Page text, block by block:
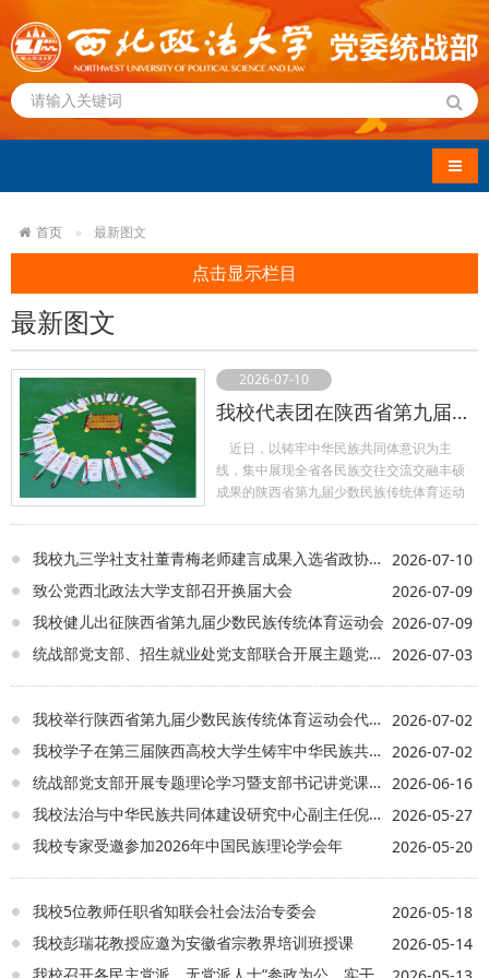
导航
首页 最新图文
点击显示栏目
最新图文
2026-07-10
我校代表团在陕西省第九届少数民族传统体育运动会上斩获佳绩
近日，以铸牢中华民族共同体意识为主
线，集中展现全省各民族交往交流交融丰硕
成果的陕西省第九届少数民族传统体育运动
育盛会，本次赛事既是传承发展少数民族传
统体育文化的重要平台，也是检验高校民族
团结教育成效的重要窗口。 我校高度重
视此次参赛工作，由统战部统筹赛事组织与
民族团结宣传，体育部负责学生选拔、赛前
集训及赛场竞技指导，学工部做好后勤保障
与思想引领工作。三部门紧密联动、各司其
职，带领20余名来自不同学院的各民族运动
健儿奔赴赛场。四天赛程中，我校健儿征战
蹴球、押加、板鞋竞速三大项目，与全省各
地市及高校代表队同台竞技，累计斩获2项二
身全省前列，学校被组委会授予"体育道德风
尚奖"，充分展现了我校学子昂扬向上的青春
温度的优异答卷。 全员参赛、多点开
花，是我校深化民族团结教育、推进“五育并
障、赛后思想引导，多部门闭环协作、同向
发力，以赛事为载体搭建起各族学生交流共
我校九三学社支社董青梅老师建言成果入选省政协协商座谈会重点发言
2026-07-10
致公党西北政法大学支部召开换届大会
2026-07-09
我校健儿出征陕西省第九届少数民族传统体育运动会 2026-07-09
统战部党支部、招生就业处党支部联合开展主题党日活动
2026-07-03
我校举行陕西省第九届少数民族传统体育运动会代表团出征仪式
2026-07-02
我校学子在第三届陕西高校大学生铸牢中华民族共同体意识主题微宣讲比赛荣获三等奖
2026-07-02
统战部党支部开展专题理论学习暨支部书记讲党课活动
2026-06-16
我校法治与中华民族共同体建设研究中心副主任倪文艳应邀为“陈仓发展讲坛”作专题辅导
2026-05-27
我校专家受邀参加2026年中国民族理论学会年
2026-05-20
我校5位教师任职省知联会社会法治专委会
2026-05-18
我校彭瑞花教授应邀为安徽省宗教界培训班授课
2026-05-14